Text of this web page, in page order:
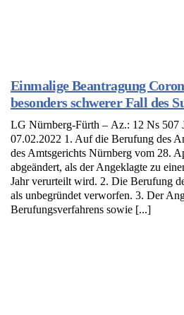
Einmalige Beantragung
besonders schwerer Fall des
LG Nürnberg-Fürth – Az.: 12 Ns 507
07.02.2022 1. Auf die Berufung des
des Amtsgerichts Nürnberg vom 28.
abgeändert, als der Angeklagte zu
Jahr verurteilt wird. 2. Die Berufung
als unbegründet verworfen. 3. Der
Berufungsverfahrens sowie [...]